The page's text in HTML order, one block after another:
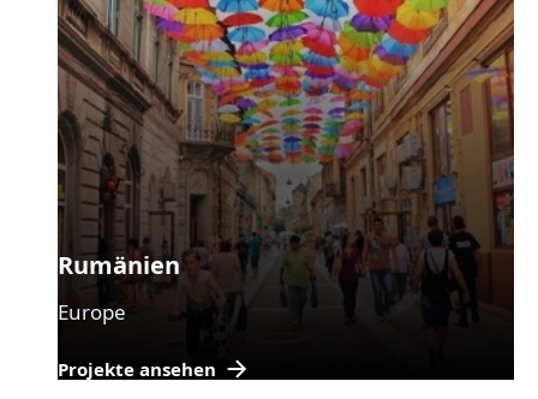
Rumänien
Europe
Projekte ansehen